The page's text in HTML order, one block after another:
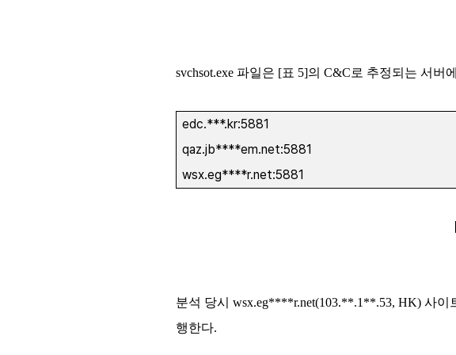
svchsot.exe 파일은 [표 5]의 C&C로 추정되는 서버
edc.***.kr:5881
qaz.jb****em.net:5881
wsx.eg****r.net:5881
분석 당시 wsx.eg****r.net(103.**.1**.53, HK) 사
행한다.